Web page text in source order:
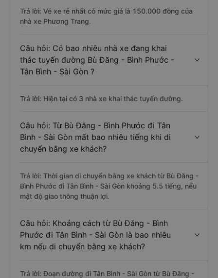
Trả lời: Vé xe rẻ nhất có mức giá là 150.000 đồng của
nhà xe Phương Trang.
Câu hỏi: Có bao nhiêu nhà xe đang khai
thác tuyến đường Bù Đăng - Bình Phước -
Tân Bình - Sài Gòn ?
Trả lời: Hiện tại có 3 nhà xe khai thác tuyến đường.
Câu hỏi: Từ Bù Đăng - Bình Phước đi Tân
Bình - Sài Gòn mất bao nhiêu tiếng khi di
chuyển bằng xe khách?
Trả lời: Thời gian di chuyển bằng xe khách từ Bù Đăng -
Bình Phước đi Tân Bình - Sài Gòn khoảng 5.5 tiếng, nếu
mật độ giao thông thuận lợi.
Câu hỏi: Khoảng cách từ Bù Đăng - Bình
Phước đi Tân Bình - Sài Gòn là bao nhiêu
km nếu di chuyển bằng xe khách?
Trả lời: Đoạn đường đi Tân Bình - Sài Gòn từ Bù Đăng -